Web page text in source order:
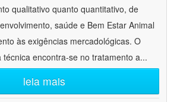
qualitativo quanto quantitativo, de
saúde e Bem Estar Animal
às exigências mercadológicas. O
encontra-se no tratamento a...
leia mais